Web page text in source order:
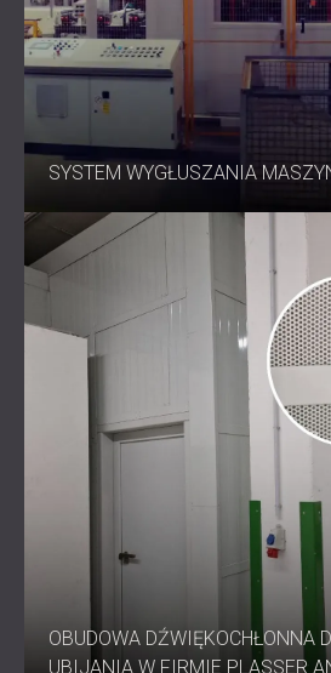
SYSTEM WYGŁUSZANIA
OBUDOWA DŹWIĘKOCHŁONNA
UBIJANIA W FIRMIE PLASSER